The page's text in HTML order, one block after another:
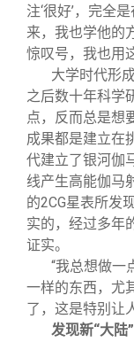
注‘很好’，完全
来，我也学他的
惊叹号，我也用
大学时代形
之后数十年科学
点，反而总是想
成果都是建立在
代建立了银河伽
线产生高能伽马
的2CG星表所发
实的，经过多年
证实。
“我总想做一
一样的东西，尤
了，这是特别让
发现新“大陆”